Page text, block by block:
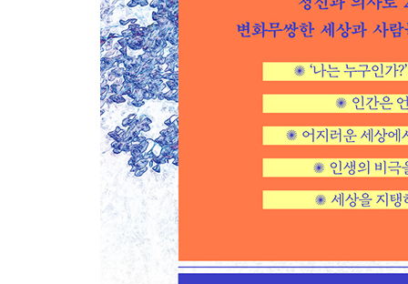
겸손한 공감
스스로 슬픔을 달래는 법
과거에서 벗어나기
쇼핑 테라피
최고의 나를 상상하라
공황장애 치료에서 가장 중요한 것
몸으로 만드는 자존감
4. 팬데믹 시대 우리에게 필요한 마음 공부
마스크 뒤에 숨은 마음
내 방에서 출발하는 여행